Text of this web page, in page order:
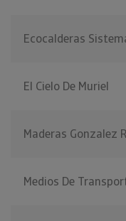
Ecocalderas
El Cielo De Muriel
Maderas Gonzalez
Medios De